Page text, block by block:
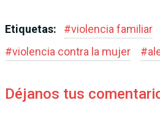
Etiquetas: #violencia familiar
#violencia contra la mujer #
Déjanos tus